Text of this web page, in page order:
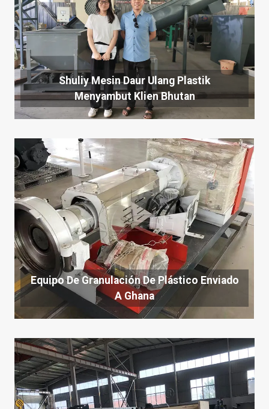
Shuliy Mesin Daur Ulang Plastik
Menyambut Klien Bhutan
Equipo De Granulación De Plástico Enviado
A Ghana